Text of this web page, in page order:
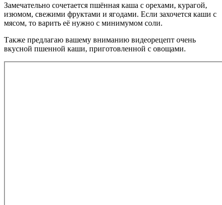
Замечательно сочетается пшённая каша с орехами, курагой,
изюмом, свежими фруктами и ягодами. Если захочется каши с
мясом, то варить её нужно с минимумом соли.
Также предлагаю вашему вниманию видеорецепт очень
вкусной пшенной каши, приготовленной с овощами.